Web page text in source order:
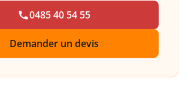
0485 40 54 55
Demander un devis